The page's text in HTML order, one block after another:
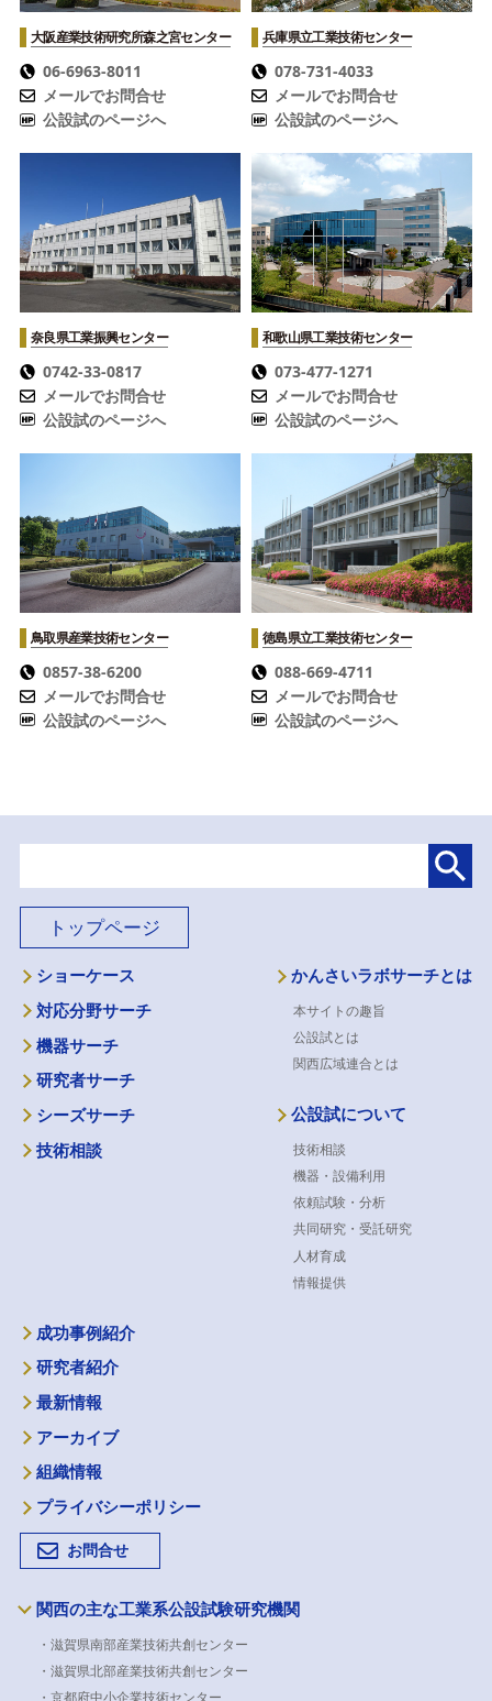
大阪産業技術研究所森之宮センター
06-6963-8011
メールでお問合せ
公設試のページへ
兵庫県立工業技術センター
078-731-4033
メールでお問合せ
公設試のページへ
奈良県工業振興センター
0742-33-0817
メールでお問合せ
公設試のページへ
和歌山県工業技術センター
073-477-1271
メールでお問合せ
公設試のページへ
鳥取県産業技術センター
0857-38-6200
メールでお問合せ
公設試のページへ
徳島県立工業技術センター
088-669-4711
メールでお問合せ
公設試のページへ
トップページ
ショーケース
対応分野サーチ
機器サーチ
研究者サーチ
シーズサーチ
技術相談
かんさいラボサーチとは
本サイトの趣旨
公設試とは
関西広域連合とは
公設試について
技術相談
機器・設備利用
依頼試験・分析
共同研究・受託研究
人材育成
情報提供
成功事例紹介
研究者紹介
最新情報
アーカイブ
組織情報
プライバシーポリシー
お問合せ
関西の主な工業系公設試験研究機関
・滋賀県南部産業技術共創センター
・滋賀県北部産業技術共創センター
・京都府中小企業技術センター